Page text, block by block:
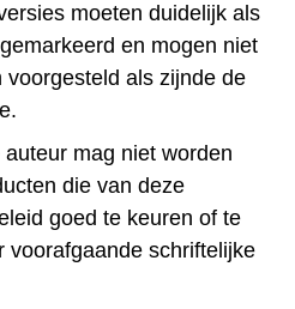
moeten duidelijk als
en mogen niet
voorgesteld als zijnde de
mag niet worden
die van deze
goed te keuren of te
voorafgaande schriftelijke